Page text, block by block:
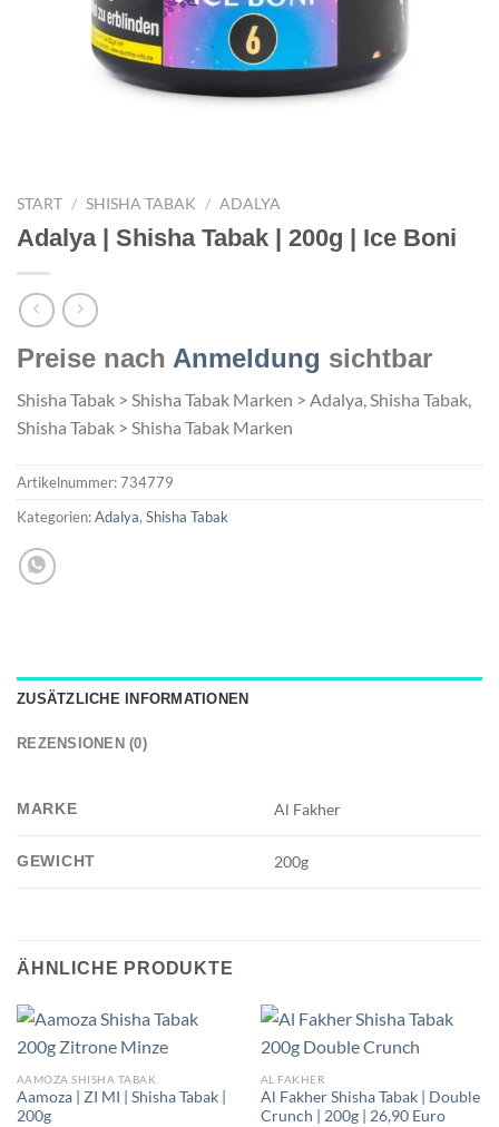
START / SHISHA TABAK / ADALYA
Adalya | Shisha Tabak | 200g | Ice Boni
Preise nach Anmeldung sichtbar
Shisha Tabak > Shisha Tabak Marken > Adalya, Shisha Tabak,
Shisha Tabak > Shisha Tabak Marken
Artikelnummer:734779
Kategorien:Adalya, Shisha Tabak
ZUSÄTZLICHE INFORMATIONEN
REZENSIONEN (0)
MARKE Al Fakher
GEWICHT 200g
ÄHNLICHE PRODUKTE
AAMOZA SHISHA TABAK
Aamoza | ZI MI | Shisha Tabak |
200g
AL FAKHER
Al Fakher Shisha Tabak | Double
Crunch | 200g | 26,90 Euro